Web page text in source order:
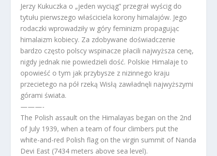
Jerzy Kukuczka o „jeden wyciąg” przegrał wyścig do
tytułu pierwszego właściciela korony himalajów. Jego
rodaczki wprowadziły w góry feminizm propagując
himalaizm kobiecy. Za zdobywane doświadczenie
bardzo często polscy wspinacze płacili najwyższa cenę,
nigdy jednak nie powiedzieli dość. Polskie Himalaje to
opowieść o tym jak przybysze z nizinnego kraju
przecietego na pół rzeką Wisłą zawładnęli najwyższymi
górami świata.
———-
The Polish assault on the Himalayas began on the 2nd
of July 1939, when a team of four climbers put the
white-and-red Polish flag on the virgin summit of Nanda
Devi East (7434 meters above sea level).